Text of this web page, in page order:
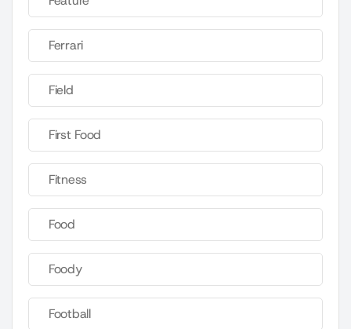
Ferrari
Field
First Food
Fitness
Food
Foody
Football